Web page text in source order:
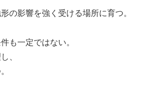
の影響を強く受ける場所に育つ。
も一定ではない。
、